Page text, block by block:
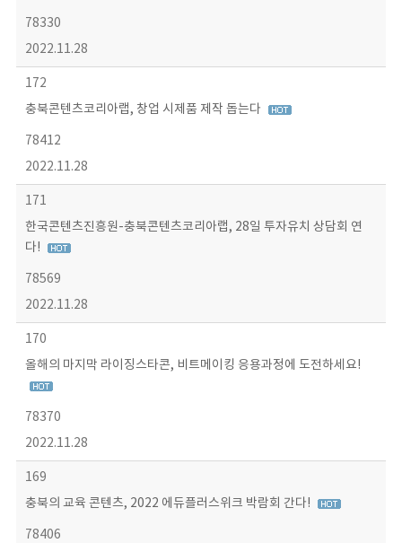
78330
2022.11.28
172
충북콘텐츠코리아랩, 창업 시제품 제작 돕는다
78412
2022.11.28
171
한국콘텐츠진흥원-충북콘텐츠코리아랩, 28일 투자유치 상담회 연
다!
78569
2022.11.28
170
올해의 마지막 라이징스타콘, 비트메이킹 응용과정에 도전하세요!
78370
2022.11.28
169
충북의 교육 콘텐츠, 2022 에듀플러스위크 박람회 간다!
78406